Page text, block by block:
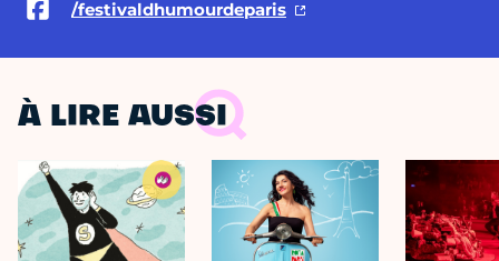
/festivaldhumourdeparis
À LIRE AUSSI